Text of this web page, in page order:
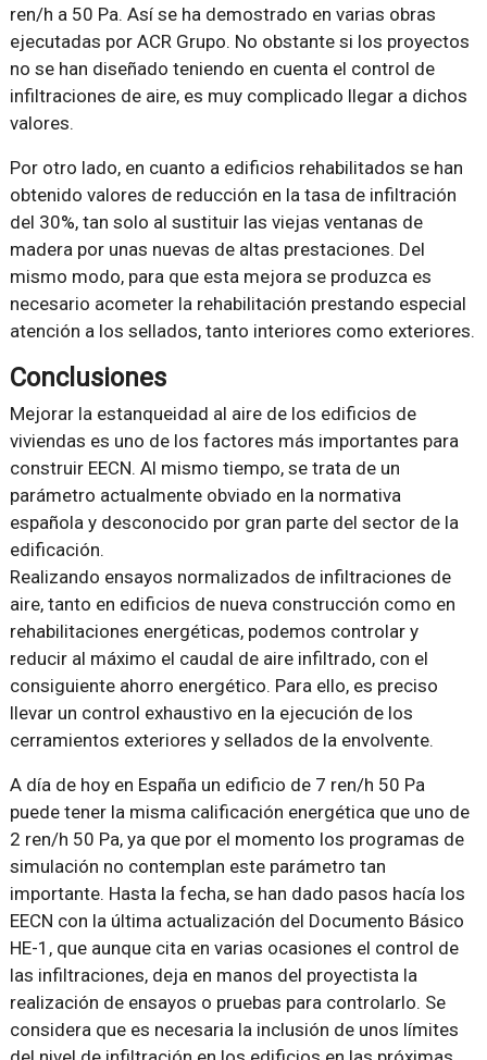
ren/h a 50 Pa. Así se ha demostrado en varias obras
ejecutadas por ACR Grupo. No obstante si los proyectos
no se han diseñado teniendo en cuenta el control de
infiltraciones de aire, es muy complicado llegar a dichos
valores.
Por otro lado, en cuanto a edificios rehabilitados se han
obtenido valores de reducción en la tasa de infiltración
del 30%, tan solo al sustituir las viejas ventanas de
madera por unas nuevas de altas prestaciones. Del
mismo modo, para que esta mejora se produzca es
necesario acometer la rehabilitación prestando especial
atención a los sellados, tanto interiores como exteriores.
Conclusiones
Mejorar la estanqueidad al aire de los edificios de
viviendas es uno de los factores más importantes para
construir EECN. Al mismo tiempo, se trata de un
parámetro actualmente obviado en la normativa
española y desconocido por gran parte del sector de la
edificación.
Realizando ensayos normalizados de infiltraciones de
aire, tanto en edificios de nueva construcción como en
rehabilitaciones energéticas, podemos controlar y
reducir al máximo el caudal de aire infiltrado, con el
consiguiente ahorro energético. Para ello, es preciso
llevar un control exhaustivo en la ejecución de los
cerramientos exteriores y sellados de la envolvente.
A día de hoy en España un edificio de 7 ren/h 50 Pa
puede tener la misma calificación energética que uno de
2 ren/h 50 Pa, ya que por el momento los programas de
simulación no contemplan este parámetro tan
importante. Hasta la fecha, se han dado pasos hacía los
EECN con la última actualización del Documento Básico
HE-1, que aunque cita en varias ocasiones el control de
las infiltraciones, deja en manos del proyectista la
realización de ensayos o pruebas para controlarlo. Se
considera que es necesaria la inclusión de unos límites